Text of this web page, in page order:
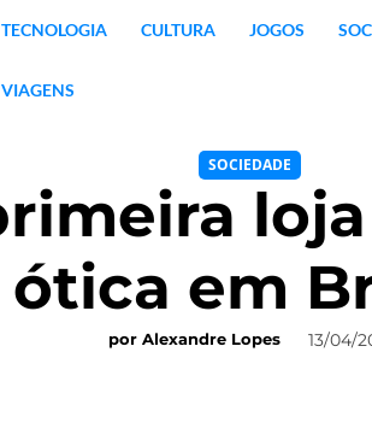
TECNOLOGIA CULTURA JOGOS
VIAGENS
SOCIEDADE
ótica em
por Alexandre Lopes 13/04/